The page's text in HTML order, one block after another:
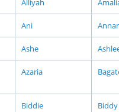
Alliyah
Ani
Ashe
Azaria
Biddie Biddy